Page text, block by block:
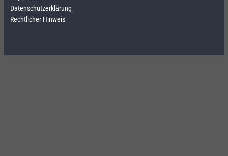
Datenschutzerklärung
Rechtlicher Hinweis